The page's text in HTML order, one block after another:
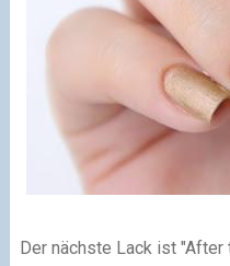
Der nächste Lack ist